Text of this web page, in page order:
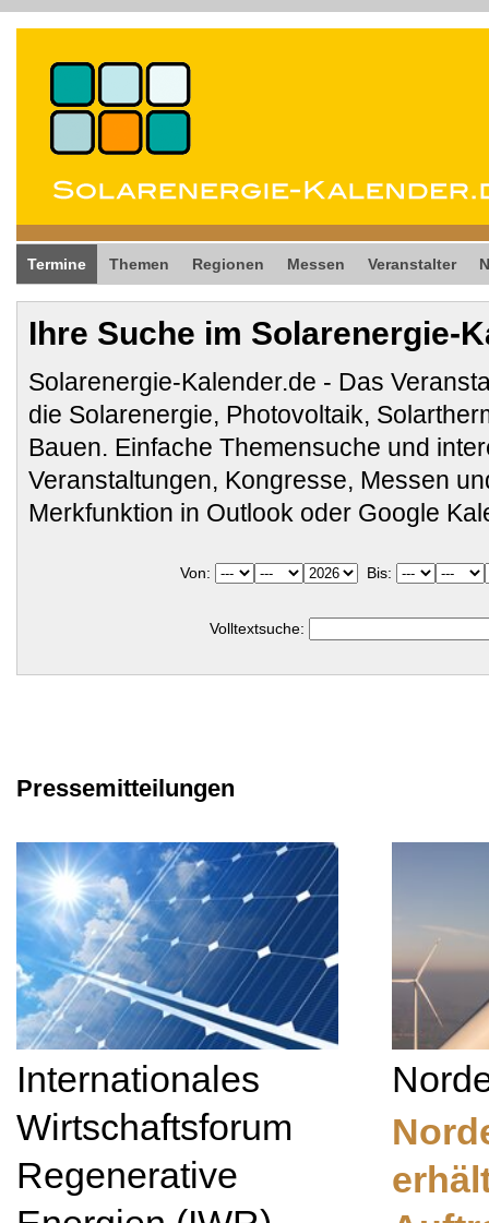
Termine Themen Regionen Messen Veranstalter
Ihre Suche im Solarenergie-
Solarenergie-Kalender.de - Das
die Solarenergie, Photovoltaik,
Bauen. Einfache Themensuche und
Veranstaltungen, Kongresse, Messen
Merkfunktion in Outlook oder Google
Von: Bis:
Volltextsuche:
Pressemitteilungen
Internationales
Wirtschaftsforum
Regenerative